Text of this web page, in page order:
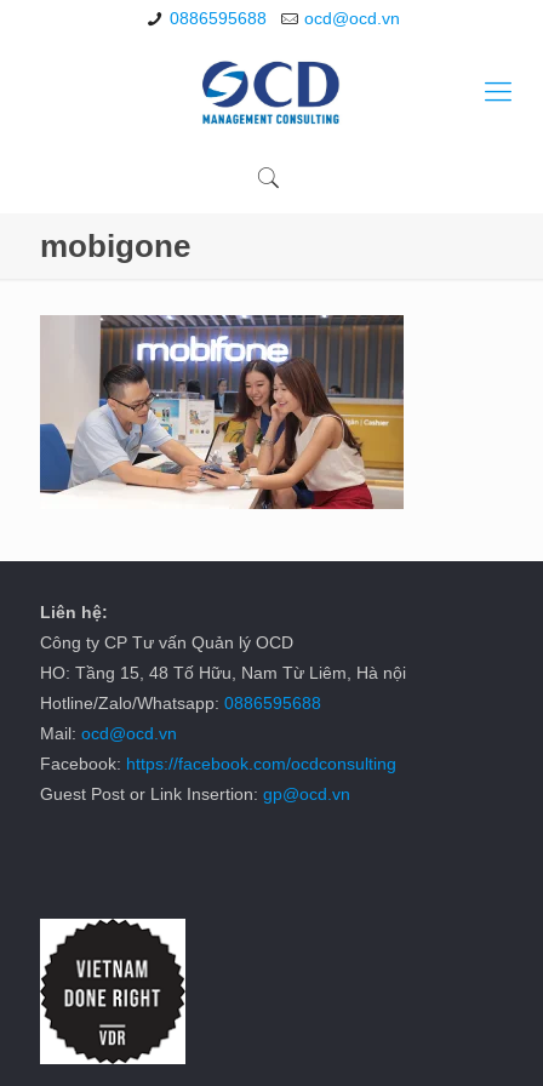
0886595688 ocd@ocd.vn
mobigone
Liên hệ:
Công ty CP Tư vấn Quản lý OCD
HO: Tầng 15, 48 Tố Hữu, Nam Từ Liêm, Hà nội
Hotline/Zalo/Whatsapp: 0886595688
Mail: ocd@ocd.vn
Facebook: https://facebook.com/ocdconsulting
Guest Post or Link Insertion: gp@ocd.vn